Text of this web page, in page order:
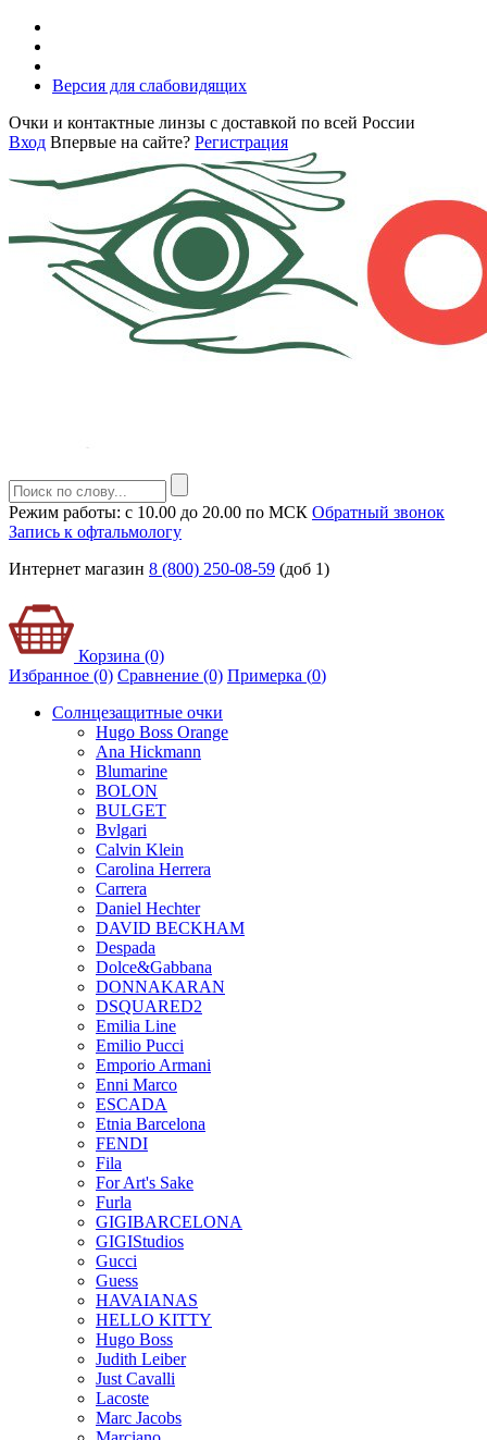
Версия для слабовидящих
Очки и контактные линзы с доставкой по всей России
Вход Впервые на сайте? Регистрация
Режим работы: с 10.00 до 20.00 по МСК Обратный звонок
Запись к офтальмологу
Интернет магазин 8 (800) 250-08-59 (доб 1)
Корзина (0)
Избранное (0) Сравнение (0) Примерка (0)
Солнцезащитные очки
Hugo Boss Orange
Ana Hickmann
Blumarine
BOLON
BULGET
Bvlgari
Calvin Klein
Carolina Herrera
Carrera
Daniel Hechter
DAVID BECKHAM
Despada
Dolce&Gabbana
DONNAKARAN
DSQUARED2
Emilia Line
Emilio Pucci
Emporio Armani
Enni Marco
ESCADA
Etnia Barcelona
FENDI
Fila
For Art's Sake
Furla
GIGIBARCELONA
GIGIStudios
Gucci
Guess
HAVAIANAS
HELLO KITTY
Hugo Boss
Judith Leiber
Just Cavalli
Lacoste
Marc Jacobs